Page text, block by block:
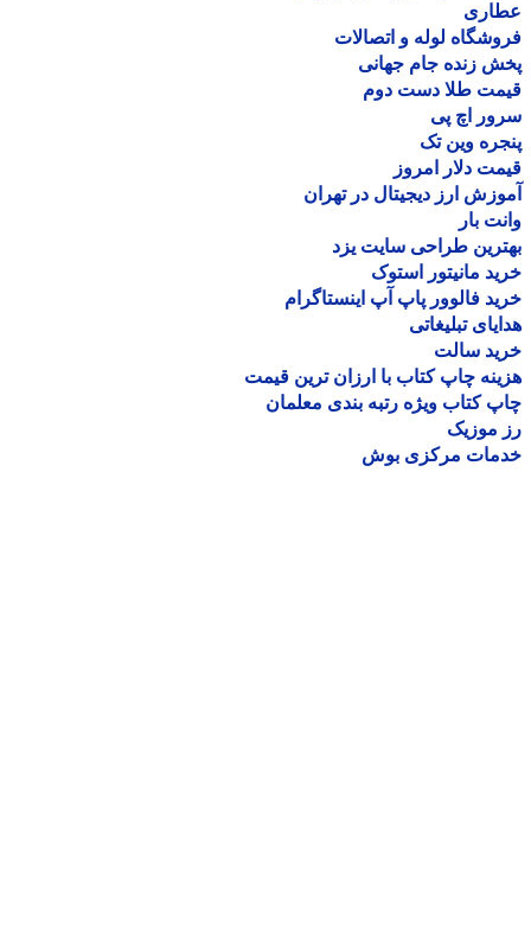
لوله و اتصالات
زنده جام جهانی
طلا دست دوم
اچ پی
وین تک
دلار امروز
ارز دیجیتال در تهران
بار
طراحی سایت یزد
مانیتور استوک
فالوور پاپ آپ اینستاگرام
تبلیغاتی
سالت
چاپ کتاب با ارزان ترین قیمت
کتاب ویژه رتبه بندی معلمان
موزیک
مرکزی بوش